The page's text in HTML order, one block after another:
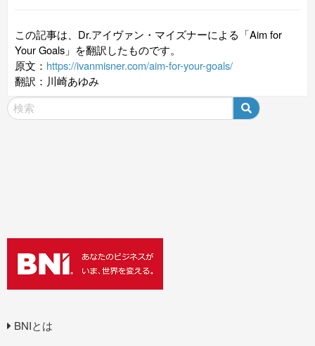
この記事は、Dr.アイヴァン・マイズナーによる「Aim for
Your Goals」を翻訳したものです。
原文： https://ivanmisner.com/aim-for-your-goals/
翻訳：川崎あゆみ
BNIとは